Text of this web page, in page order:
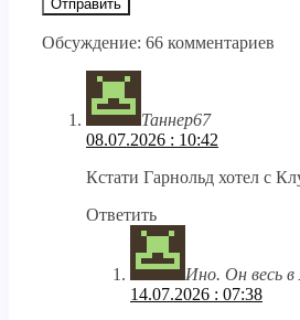
Обсуждение: 66 комментариев
Таннер67
08.07.2026 : 10:42
Кстати Гарнольд хотел с
Ответить
Ино. Он весь в
14.07.2026 : 07:38